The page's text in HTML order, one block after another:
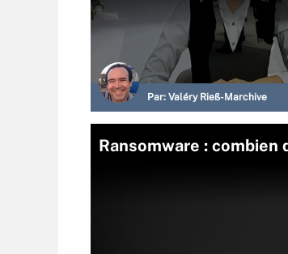
Par: Valéry Rieß-Marchive
Ransomware : combien